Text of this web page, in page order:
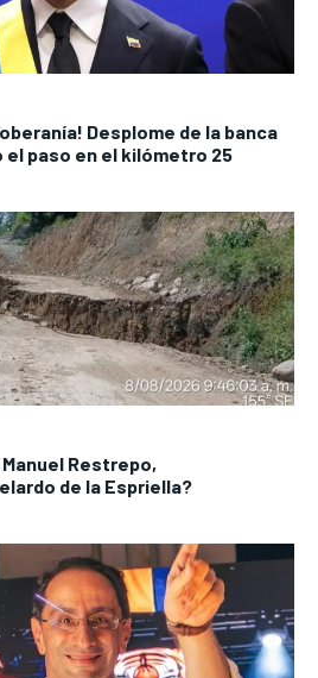
Desplome de la banca
paso en el kilómetro 25
Restrepo,
de la Espriella?